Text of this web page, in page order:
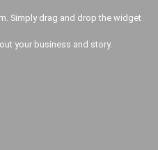
Simply drag and drop the widget
your business and story.